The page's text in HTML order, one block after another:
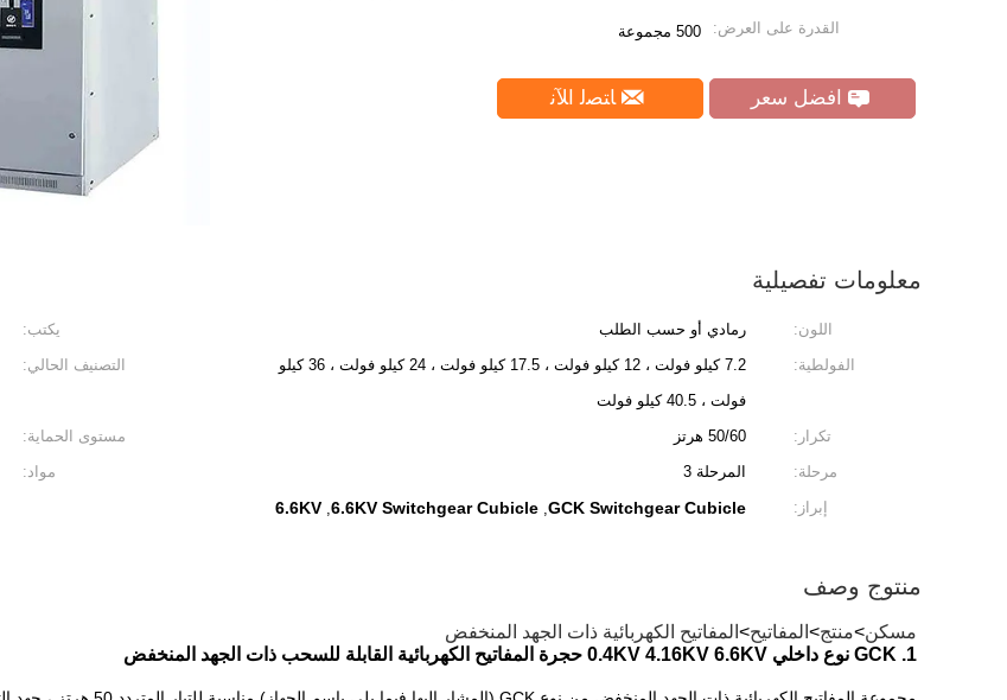
القدرة على العرض: 500 مجموعة
افضل سعر ﺎﺘﺼﻟ ﺍﻶﻧ
معلومات تفصيلية
اللون: رمادي أو حسب الطلب يكتب:
الفولطية:
7.2 كيلو فولت ، 12 كيلو فولت ، 17.5 كيلو فولت ، 24 كيلو فولت ، 36 كيلو
فولت ، 40.5 كيلو فولت
التصنيف الحالي:
تكرار: 50/60 هرتز مستوى الحماية:
مرحلة:
المرحلة 3 مواد:
إبراز:
GCK Switchgear Cubicle
,
6.6KV Switchgear Cubicle
,
6.6KV
منتوج وصف
مسكن>منتج> المفاتيح> المفاتيح الكهربائية ذات الجهد المنخفض
1. GCK نوع داخلي 0.4KV 4.16KV 6.6KV حجرة المفاتيح الكهربائية القابلة للسحب ذات الجهد المنخفض